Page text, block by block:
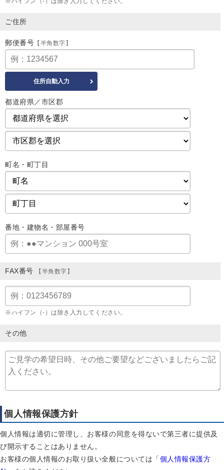
ご住所
郵便番号 【半角数字】
都道府県／市区郡
町名・町丁目
番地・建物名・部屋番号
FAX番号 【半角数字】
※ハイフン（-）は除き入力してください。
その他
個人情報保護方針
個人情報は適切に管理し、お客様の同意を得ないで第三者に提供及
び開示することはありません。
お客様の個人情報のお取り扱い全般については「個人情報保護方